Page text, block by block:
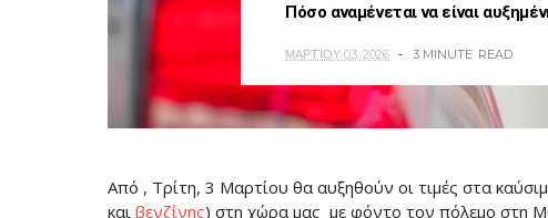
Πόσο αναμένεται να είναι
ΜΑΡΤΊΟΥ 03, 2026 3 MINUTE READ
Από , Τρίτη, 3 Μαρτίου θα αυξηθούν οι τιμές στα
και βενζίνης) στη χώρα μας με φόντο τον πόλεμο στη